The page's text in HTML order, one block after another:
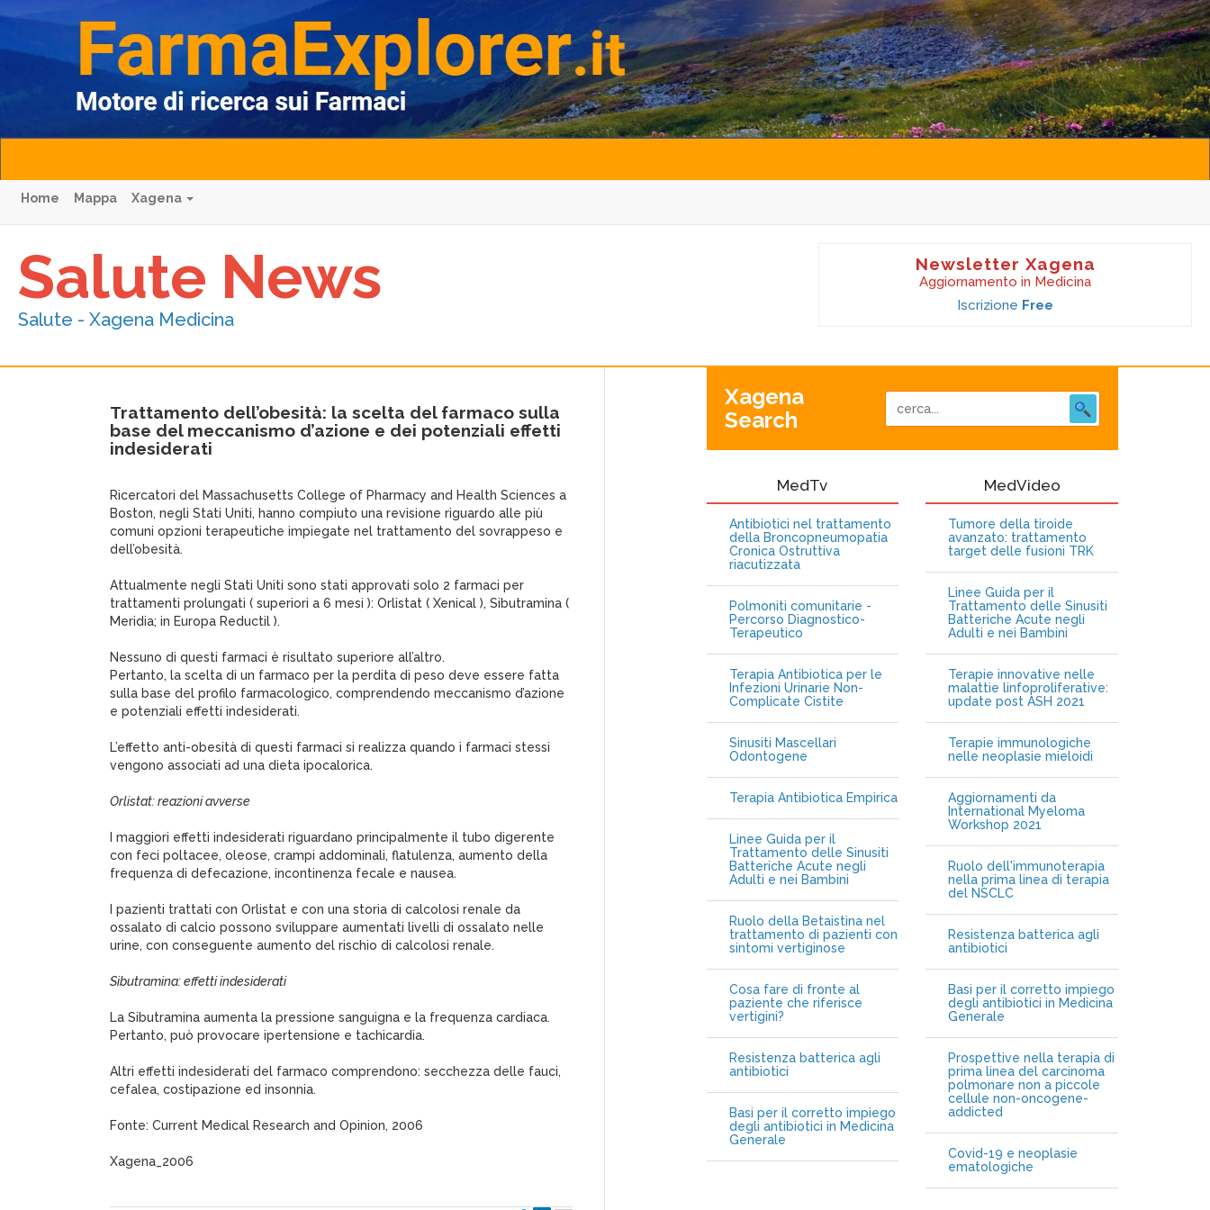
Home Mappa Xagena
Salute News
Salute - Xagena Medicina
Newsletter Xagena
Aggiornamento in Medicina
Iscrizione Free
Trattamento dell’obesità: la scelta del farmaco sulla
base del meccanismo d’azione e dei potenziali effetti
indesiderati
Ricercatori del Massachusetts College of Pharmacy and Health Sciences a
Boston, negli Stati Uniti, hanno compiuto una revisione riguardo alle più
comuni opzioni terapeutiche impiegate nel trattamento del sovrappeso e
dell’obesità.
Attualmente negli Stati Uniti sono stati approvati solo 2 farmaci per
trattamenti prolungati ( superiori a 6 mesi ): Orlistat ( Xenical ), Sibutramina (
Meridia; in Europa Reductil ).
Nessuno di questi farmaci è risultato superiore all’altro.
Pertanto, la scelta di un farmaco per la perdita di peso deve essere fatta
sulla base del profilo farmacologico, comprendendo meccanismo d’azione
e potenziali effetti indesiderati.
L’effetto anti-obesità di questi farmaci si realizza quando i farmaci stessi
vengono associati ad una dieta ipocalorica.
Orlistat: reazioni avverse
I maggiori effetti indesiderati riguardano principalmente il tubo digerente
con feci poltacee, oleose, crampi addominali, flatulenza, aumento della
frequenza di defecazione, incontinenza fecale e nausea.
I pazienti trattati con Orlistat e con una storia di calcolosi renale da
ossalato di calcio possono sviluppare aumentati livelli di ossalato nelle
urine, con conseguente aumento del rischio di calcolosi renale.
Sibutramina: effetti indesiderati
La Sibutramina aumenta la pressione sanguigna e la frequenza cardiaca.
Pertanto, può provocare ipertensione e tachicardia.
Altri effetti indesiderati del farmaco comprendono: secchezza delle fauci,
cefalea, costipazione ed insonnia.
Fonte: Current Medical Research and Opinion, 2006
Xagena_2006
Xagena
Search
MedTv
Antibiotici nel trattamento
della Broncopneumopatia
Cronica Ostruttiva
riacutizzata
Polmoniti comunitarie -
Percorso Diagnostico-
Terapeutico
Terapia Antibiotica per le
Infezioni Urinarie Non-
Complicate Cistite
Sinusiti Mascellari
Odontogene
Terapia Antibiotica Empirica
Linee Guida per il
Trattamento delle Sinusiti
Batteriche Acute negli
Adulti e nei Bambini
Ruolo della Betaistina nel
trattamento di pazienti con
sintomi vertiginose
Cosa fare di fronte al
paziente che riferisce
vertigini?
Resistenza batterica agli
antibiotici
Basi per il corretto impiego
degli antibiotici in Medicina
Generale
MedVideo
Tumore della tiroide
avanzato: trattamento
target delle fusioni TRK
Linee Guida per il
Trattamento delle Sinusiti
Batteriche Acute negli
Adulti e nei Bambini
Terapie innovative nelle
malattie linfoproliferative:
update post ASH 2021
Terapie immunologiche
nelle neoplasie mieloidi
Aggiornamenti da
International Myeloma
Workshop 2021
Ruolo dell'immunoterapia
nella prima linea di terapia
del NSCLC
Resistenza batterica agli
antibiotici
Basi per il corretto impiego
degli antibiotici in Medicina
Generale
Prospettive nella terapia di
prima linea del carcinoma
polmonare non a piccole
cellule non-oncogene-
addicted
Covid-19 e neoplasie
ematologiche